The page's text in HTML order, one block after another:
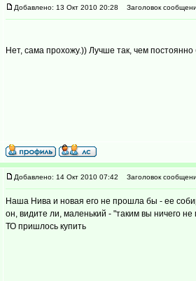
Добавлено: 13 Окт 2010 20:28 Заголовок
Нет, сама прохожу.)) Лучше так, чем
Добавлено: 14 Окт 2010 07:42 Заголовок
Наша Нива и новая его не прошла бы - ее
он, видите ли, маленький - "таким вы ничего
ТО пришлось купить